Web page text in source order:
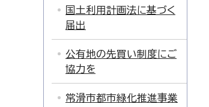
国土利用計画法に基づく
届出
公有地の先買い制度にご
協力を
常滑市都市緑化推進事業